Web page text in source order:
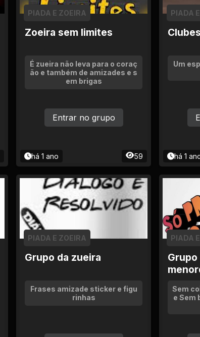
Zoeira sem limites
PIADA E ZOEIRA
É zueira não leva para o coraç
ão e também de amizades e s
em brigas
há 1 ano 59
Entrar no grupo
PIADA
Um
há 1
Grupo da zueira
PIADA E ZOEIRA
Frases amizade sticker e figu
rinhas
PIADA
Sem
e Sem